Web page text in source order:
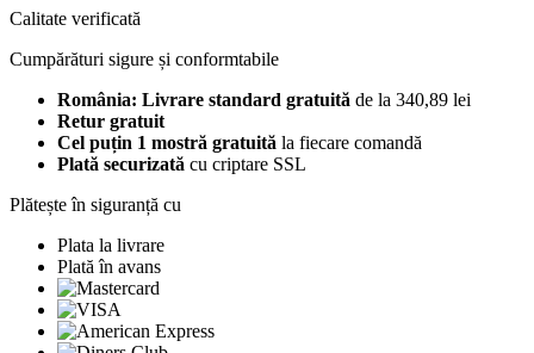
Calitate verificată
Cumpărături sigure și conformtabile
România: Livrare standard gratuită de la 340,89 lei
Retur gratuit
Cel puțin 1 mostră gratuită la fiecare comandă
Plată securizată cu criptare SSL
Plătește în siguranță cu
Plata la livrare
Plată în avans